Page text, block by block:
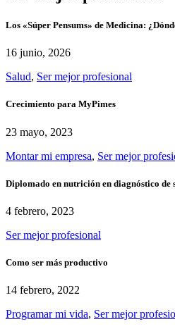
Los «Súper Pensums» de Medicina:
16 junio, 2026
Salud, Ser mejor profesional
Crecimiento para MyPimes
23 mayo, 2023
Montar mi empresa, Ser mejor
Diplomado en nutrición en diagnóstico de
4 febrero, 2023
Ser mejor profesional
Como ser más productivo
14 febrero, 2022
Programar mi vida, Ser mejor